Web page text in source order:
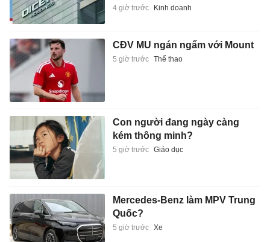
4 giờ trước Kinh doanh
CĐV MU ngán ngẩm với Mount
5 giờ trước Thể thao
Con người đang ngày càng
kém thông minh?
5 giờ trước Giáo dục
Mercedes-Benz làm MPV Trung
Quốc?
5 giờ trước Xe